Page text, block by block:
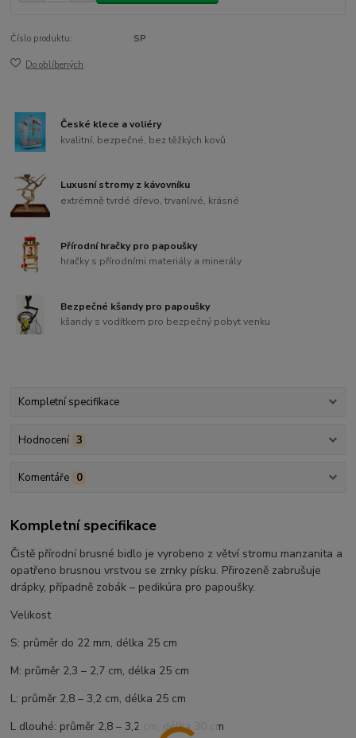
Číslo produktu: SP
Do oblíbených
České klece a voliéry
kvalitní, bezpečné, bez těžkých kovů
Luxusní stromy z kávovníku
extrémně tvrdé dřevo, trvanlivé, krásné
Přírodní hračky pro papoušky
hračky s přírodními materiály a minerály
Bezpečné kšandy pro papoušky
kšandy s vodítkem pro bezpečný pobyt venku
Kompletní specifikace
Hodnocení 3
Komentáře 0
Kompletní specifikace
Čistě přírodní brusné bidlo je vyrobeno z větví stromu manzanita a
opatřeno brusnou vrstvou se zrnky písku. Přirozeně zabrušuje
drápky, případně zobák – pedikúra pro papoušky.
Velikost
S: průměr do 22 mm, délka 25 cm
M: průměr 2,3 – 2,7 cm, délka 25 cm
L: průměr 2,8 – 3,2 cm, délka 25 cm
L dlouhé: průměr 2,8 – 3,2 cm, délka 30 cm